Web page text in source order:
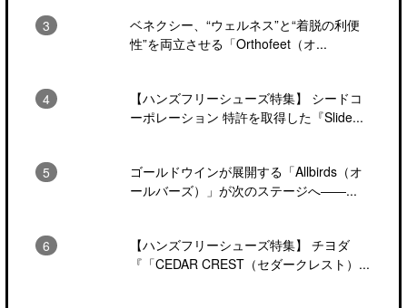
ベネクシー、“ウェルネス”と“着脱の利便
性”を両立させる「Orthofeet（オ...
【ハンズフリーシューズ特集】 シードコ
ーポレーション 特許を取得した『Slide...
ゴールドウインが展開する「Allbirds（オ
ールバーズ）」が次のステージへ――...
【ハンズフリーシューズ特集】 チヨダ
『「CEDAR CREST（セダークレスト）...